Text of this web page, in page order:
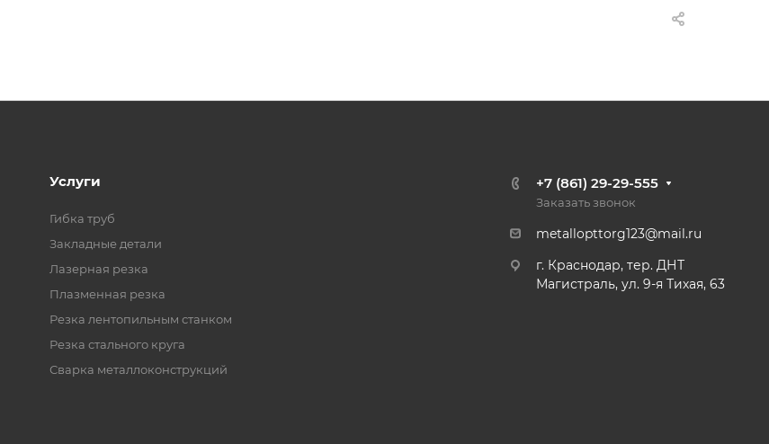
Услуги
Гибка труб
Закладные детали
Лазерная резка
Плазменная резка
Резка лентопильным станком
Резка стального круга
Сварка металлоконструкций
+7 (861) 29-29-555
Заказать звонок
metallopttorg123@mail.ru
г. Краснодар, тер. ДНТ
Магистраль, ул. 9-я Тихая, 63